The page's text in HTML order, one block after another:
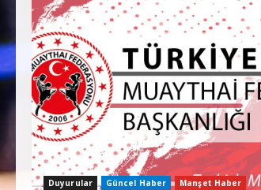
Duyurular Güncel Haber Manşet Haber